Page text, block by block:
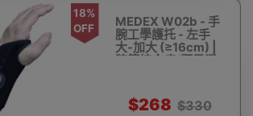
18%
OFF
MEDEX W02b - 手
腕工學護托 - 左手
大-加大 (≥16cm) |
腕管綜合症/類風濕
$268 $330